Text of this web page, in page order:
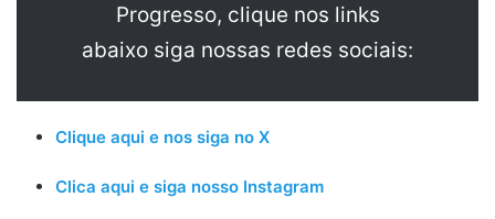
Progresso, clique nos links
abaixo siga nossas redes sociais:
Clique aqui e nos siga no X
Clica aqui e siga nosso Instagram